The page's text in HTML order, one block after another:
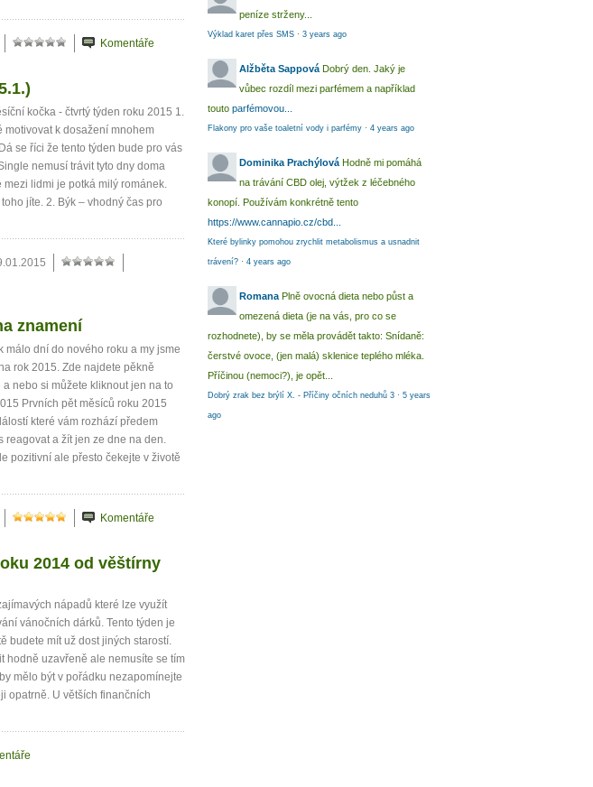
Komentáře
kočka - čtvrtý týden roku 2015 1.
motivovat k dosažení mnohem
se říci že tento týden bude pro vás
nemusí trávit tyto dny doma
lidmi je potká milý románek.
jíte. 2. Býk – vhodný čas pro
znamení
málo dní do nového roku a my jsme
rok 2015. Zde najdete pěkně
nebo si můžete kliknout jen na to
Prvních pět měsíců roku 2015
které vám rozhází předem
reagovat a žít jen ze dne na den.
pozitivní ale přesto čekejte v životě
Komentáře
2014 od věštírny
nápadů které lze využít
vánočních dárků. Tento týden je
budete mít už dost jiných starostí.
hodně uzavřeně ale nemusíte se tím
mělo být v pořádku nezapomínejte
opatrně. U větších finančních
peníze strženy...
Výklad karet přes SMS · 3 years ago
Alžběta Sappová Dobrý den. Jaký je
vůbec rozdíl mezi parfémem a například
touto parfémovou...
Flakony pro vaše toaletní vody i parfémy · 4 years ago
Dominika Prachýlová Hodně mi pomáhá
na trávání CBD olej, výtžek z léčebného
konopí. Používám konkrétně tento
https://www.cannapio.cz/cbd...
Které bylinky pomohou zrychlit metabolismus a usnadnit
trávení? · 4 years ago
Romana Plně ovocná dieta nebo půst a
omezená dieta (je na vás, pro co se
rozhodnete), by se měla provádět takto: Snídaně:
čerstvé ovoce, (jen malá) sklenice teplého mléka.
Příčinou (nemoci?), je opět...
Dobrý zrak bez brýlí X. - Příčiny očních neduhů 3 · 5 years
ago